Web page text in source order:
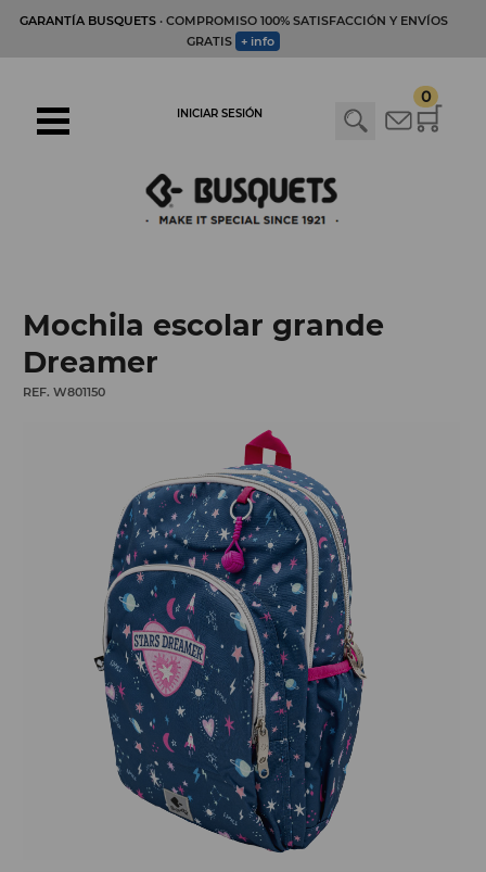
GARANTÍA BUSQUETS· COMPROMISO 100% SATISFACCIÓN Y ENVÍOS
GRATIS + info
0
INICIAR SESIÓN
Mochila escolar grande
Dreamer
REF. W801150